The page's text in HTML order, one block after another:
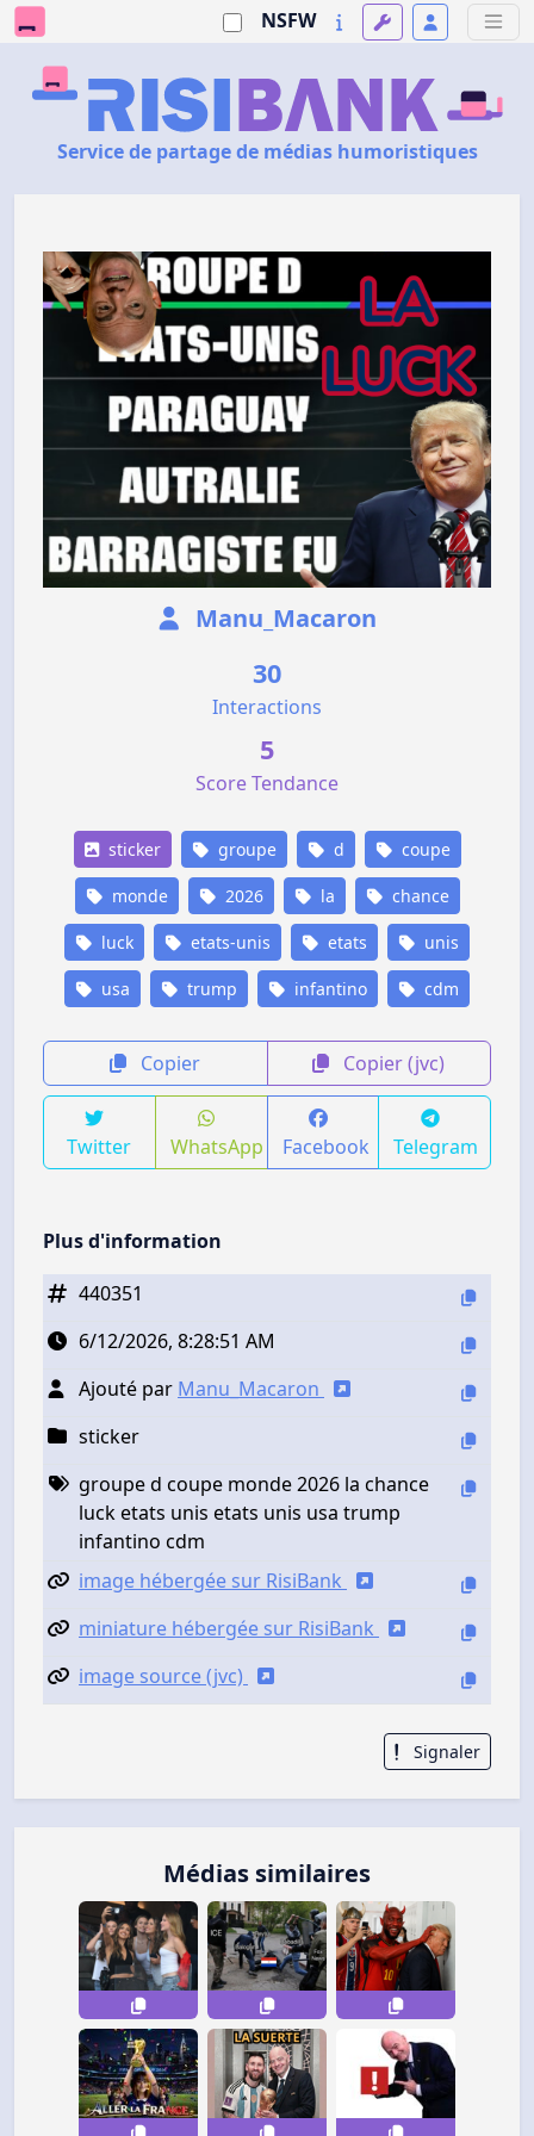
NSFW
Service de partage de médias humoristiques
Manu_Macaron
30
Interactions
5
Score Tendance
sticker groupe d coupe
monde 2026 la chance
luck etats-unis etats unis
usa trump infantino cdm
Copier Copier (jvc)
Twitter WhatsApp Facebook Telegram
Plus d'information
440351
6/12/2026, 8:28:51 AM
Ajouté par Manu_Macaron
sticker
groupe d coupe monde 2026 la chance
luck etats unis etats unis usa trump
infantino cdm
image hébergée sur RisiBank
miniature hébergée sur RisiBank
image source (jvc)
Signaler
Médias similaires